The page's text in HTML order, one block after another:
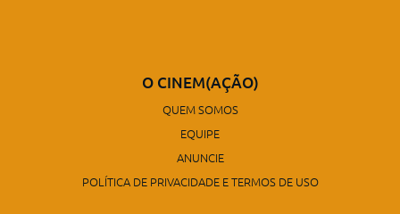
O CINEM(AÇÃO)
QUEM SOMOS
EQUIPE
ANUNCIE
POLÍTICA DE PRIVACIDADE E TERMOS DE USO